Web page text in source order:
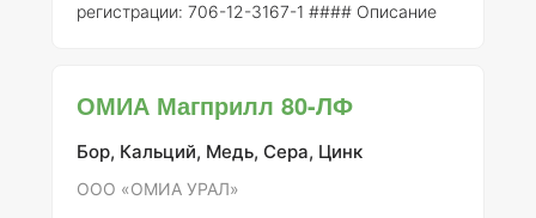
регистрации: 706-12-3167-1 #### Описание
мелиоранта почвы. Известняк содержит
что делает его эффективным средством для
повышения pH кислых почв и улучшения их
ОМИА Магприлл 80-ЛФ
Бор, Кальций, Медь, Сера, Цинк
ООО «ОМИА УРАЛ»